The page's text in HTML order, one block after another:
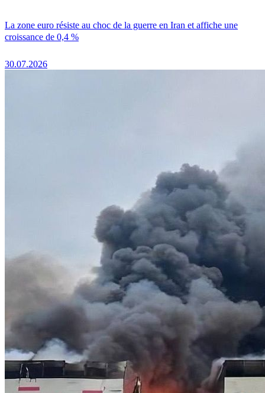
La zone euro résiste au choc de la guerre en Iran et affiche une
croissance de 0,4 %
30.07.2026